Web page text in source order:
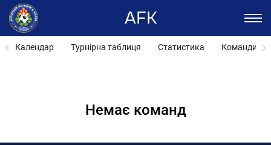
AFK
Календар Турнірна таблиця Статистика Команди
Немає команд